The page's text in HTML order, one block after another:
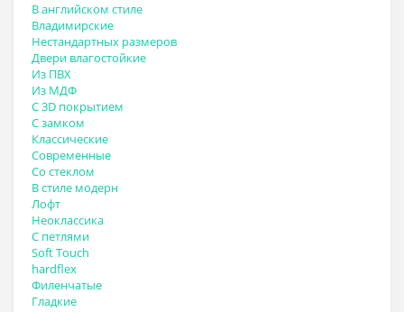
В английском стиле
Владимирские
Нестандартных размеров
Двери влагостойкие
Из ПВХ
Из МДФ
С 3D покрытием
С замком
Классические
Современные
Со стеклом
В стиле модерн
Лофт
Неоклассика
С петлями
Soft Touch
hardflex
Филенчатые
Гладкие